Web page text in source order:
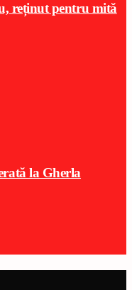
reținut pentru mită
la Gherla